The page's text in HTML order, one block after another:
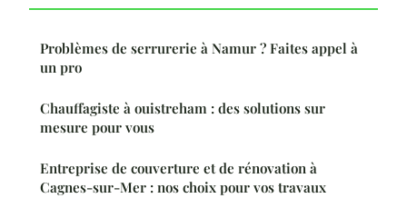
Problèmes de serrurerie à Namur ? Faites appel à
un pro
Chauffagiste à ouistreham : des solutions sur
mesure pour vous
Entreprise de couverture et de rénovation à
Cagnes-sur-Mer : nos choix pour vos travaux